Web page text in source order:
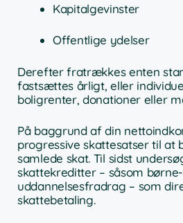
Kapitalgevinster
Offentlige ydelser
Derefter fratrækkes enten
fastsættes årligt, eller
boligrenter, donationer eller
På baggrund af din
progressive skattesatser til at
samlede skat. Til sidst
skattekreditter – såsom
uddannelsesfradrag – som
skattebetaling.